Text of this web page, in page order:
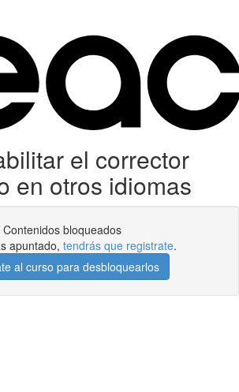
el corrector
en otros idiomas
Contenidos bloqueados
apuntado, tendrás que registrate.
al curso para desbloquearlos